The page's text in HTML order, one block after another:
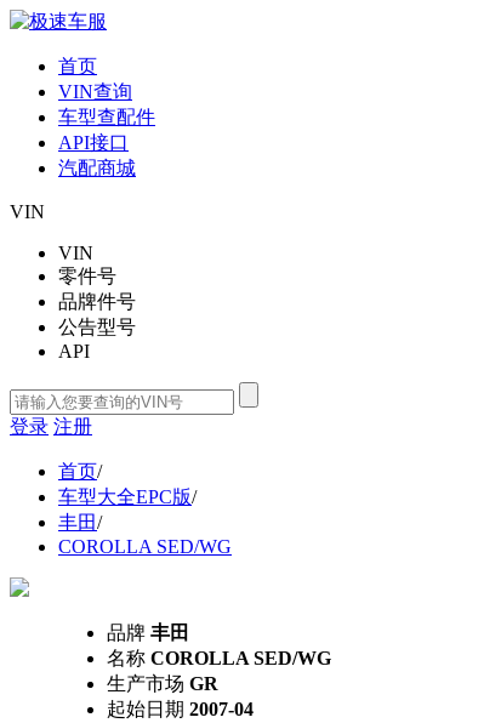
首页
VIN查询
车型查配件
API接口
汽配商城
VIN
VIN
零件号
品牌件号
公告型号
API
登录 注册
首页/
车型大全EPC版/
丰田/
COROLLA SED/WG
品牌 丰田
名称 COROLLA SED/WG
生产市场 GR
起始日期 2007-04